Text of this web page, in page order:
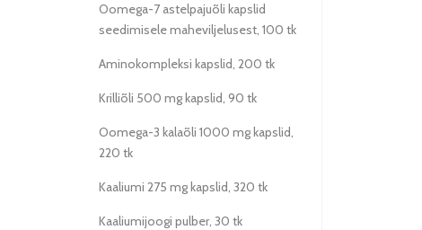
Oomega-7 astelpajuõli kapslid
seedimisele maheviljelusest, 100 tk
Aminokompleksi kapslid, 200 tk
Krilliõli 500 mg kapslid, 90 tk
Oomega-3 kalaõli 1000 mg kapslid,
220 tk
Kaaliumi 275 mg kapslid, 320 tk
Kaaliumijoogi pulber, 30 tk